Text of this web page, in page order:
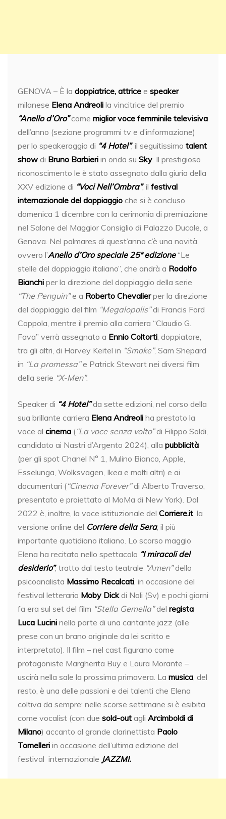
GENOVA – È la doppiatrice, attrice e speaker
milanese Elena Andreoli la vincitrice del premio
“Anello d’Oro”come miglior voce femminile televisiva
dell’anno (sezione programmi tv e d’informazione)
per lo speakeraggio di “4 Hotel”, il seguitissimo talent
show di Bruno Barbieri in onda su Sky. Il prestigioso
riconoscimento le è stato assegnato dalla giuria della
XXV edizione di “Voci Nell’Ombra”, il festival
internazionale del doppiaggio che si è concluso
domenica 1 dicembre con la cerimonia di premiazione
nel Salone del Maggior Consiglio di Palazzo Ducale, a
Genova. Nel palmares di quest’anno c’è una novità,
ovvero l’Anello d’Oro speciale 25ª edizione“Le
stelle del doppiaggio italiano”, che andrà a Rodolfo
Bianchi per la direzione del doppiaggio della serie
“The Penguin”e a Roberto Chevalierper la direzione
del doppiaggio del film “Megalopolis”di Francis Ford
Coppola, mentre il premio alla carriera “Claudio G.
Fava” verrà assegnato a Ennio Coltorti, doppiatore,
tra gli altri, di Harvey Keitel in “Smoke”, Sam Shepard
in “La promessa”e Patrick Stewart nei diversi film
della serie “X-Men”.
Speaker di “4 Hotel”da sette edizioni, nel corso della
sua brillante carriera Elena Andreoli ha prestato la
voce al cinema (“La voce senza volto”di Filippo Soldi,
candidato ai Nastri d’Argento 2024), alla pubblicità
(per gli spot Chanel N° 1, Mulino Bianco, Apple,
Esselunga, Wolksvagen, Ikea e molti altri) e ai
documentari (“Cinema Forever”di Alberto Traverso,
presentato e proiettato al MoMa di New York). Dal
2022 è, inoltre, la voce istituzionale del Corriere.it, la
versione online del Corriere della Sera, il più
importante quotidiano italiano. Lo scorso maggio
Elena ha recitato nello spettacolo “I miracoli del
desiderio”, tratto dal testo teatrale “Amen”dello
psicoanalista Massimo Recalcati, in occasione del
festival letterario Moby Dickdi Noli (Sv) e pochi giorni
fa era sul set del film “Stella Gemella”del regista
Luca Lucini nella parte di una cantante jazz (alle
prese con un brano originale da lei scritto e
interpretato). Il film – nel cast figurano come
protagoniste Margherita Buy e Laura Morante –
uscirà nella sale la prossima primavera. La musica, del
resto, è una delle passioni e dei talenti che Elena
coltiva da sempre: nelle scorse settimane si è esibita
come vocalist (con due sold-out agli Arcimboldi di
Milano) accanto al grande clarinettista Paolo
Tomelleri in occasione dell’ultima edizione del
festival internazionale JAZZMI.